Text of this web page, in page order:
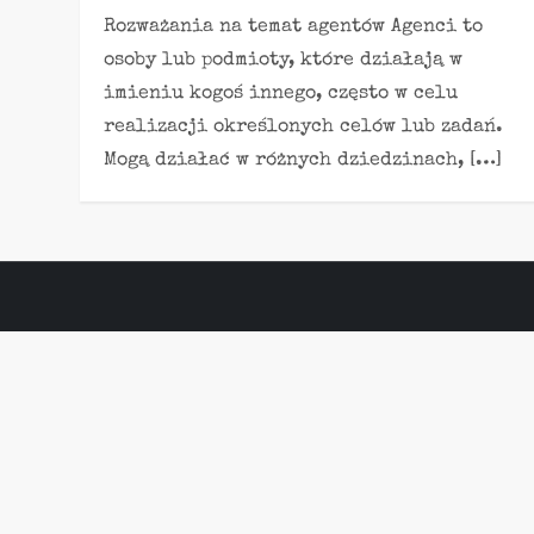
Rozważania na temat agentów Agenci to
osoby lub podmioty, które działają w
imieniu kogoś innego, często w celu
realizacji określonych celów lub zadań.
Mogą działać w różnych dziedzinach, […]